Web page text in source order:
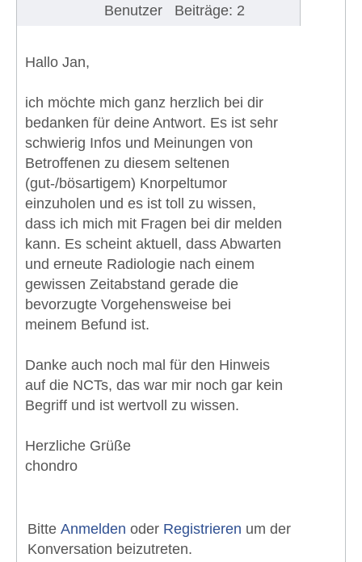
Benutzer Beiträge: 2
Hallo Jan,
ich möchte mich ganz herzlich bei dir
bedanken für deine Antwort. Es ist sehr
schwierig Infos und Meinungen von
Betroffenen zu diesem seltenen
(gut-/bösartigem) Knorpeltumor
einzuholen und es ist toll zu wissen,
dass ich mich mit Fragen bei dir melden
kann. Es scheint aktuell, dass Abwarten
und erneute Radiologie nach einem
gewissen Zeitabstand gerade die
bevorzugte Vorgehensweise bei
meinem Befund ist.
Danke auch noch mal für den Hinweis
auf die NCTs, das war mir noch gar kein
Begriff und ist wertvoll zu wissen.
Herzliche Grüße
chondro
Bitte Anmelden oder Registrieren um der
Konversation beizutreten.